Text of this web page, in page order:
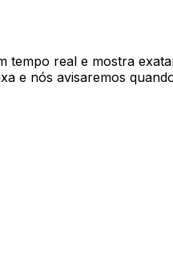
tempo real e mostra
e nós avisaremos